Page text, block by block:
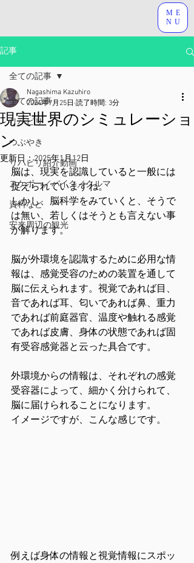
ME
NU
記事
全ての記事
リハビリ
つぶやき
リハビリ紹介動画
スケボー／バイク／クルマ
資料など
安来周辺の観光
全ての記事
現実世界のシミュレーショ
ン
Nagashima Kazuhiro
2024年7月25日 読了時間: 3分
更新日：2025年1月12日
脳は、現実を認識していると一般には
捉えられていますね。
しかし、脳科学をみていくと、そうで
は無い、若しくはそうとも言えない事
が解ります。
脳が外環境を認識するために必用な情
報は、感覚受容のための装置を通して
脳に伝えられます。視覚であれば目、
音であれば耳、匂いであれば鼻、重力
であれば前庭器官、温度や触れる感覚
であれば皮膚、身体の状態であれば固
有受容感覚器と云った具合です。
外環境からの情報は、それぞれの感覚
受容器によって、細かく分けられて、
脳に届けられることになります。
イメージですが、こんな感じです。
例えば身体の情報と視覚情報にスポッ